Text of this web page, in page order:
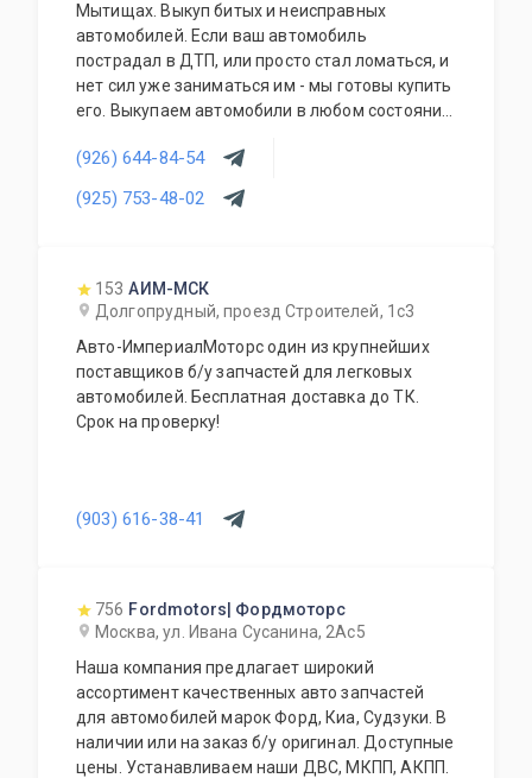
Мытищах. Выкуп битых и неисправных
автомобилей. Если ваш автомобиль
пострадал в ДТП, или просто стал ломаться, и
нет сил уже заниматься им - мы готовы купить
его. Выкупаем автомобили в любом состоянии.
по фото. Наши специалисты приедут, оформят
договор, вывезут автомобиль на эвакуаторе.
(926) 644-84-54
(925) 753-48-02
153 АИМ-МСК
Долгопрудный, проезд Строителей, 1с3
Авто-ИмпериалМоторс один из крупнейших
поставщиков б/у запчастей для легковых
автомобилей. Бесплатная доставка до ТК.
Срок на проверку!
(903) 616-38-41
756 Fordmotors| Фордмоторс
Москва, ул. Ивана Сусанина, 2Ас5
Наша компания предлагает широкий
ассортимент качественных авто запчастей
для автомобилей марок Форд, Киа, Судзуки. В
наличии или на заказ б/у оригинал. Доступные
цены. Устанавливаем наши ДВС, МКПП, АКПП.